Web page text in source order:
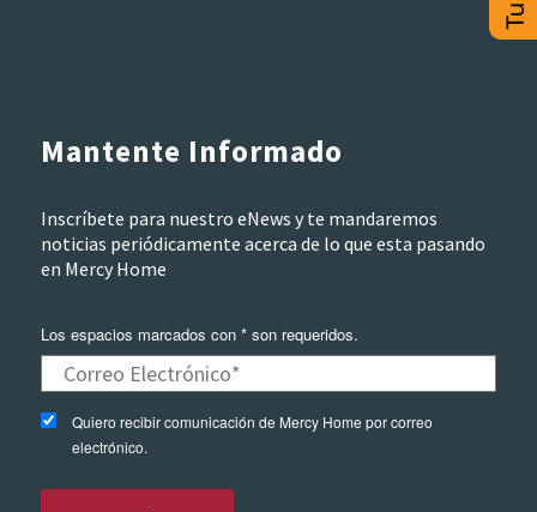
Mantente Informado
Inscríbete para nuestro eNews y te mandaremos
noticias periódicamente acerca de lo que esta pasando
en Mercy Home
Los espacios marcados con * son requeridos.
Quiero recibir comunicación de Mercy Home por correo
electrónico.